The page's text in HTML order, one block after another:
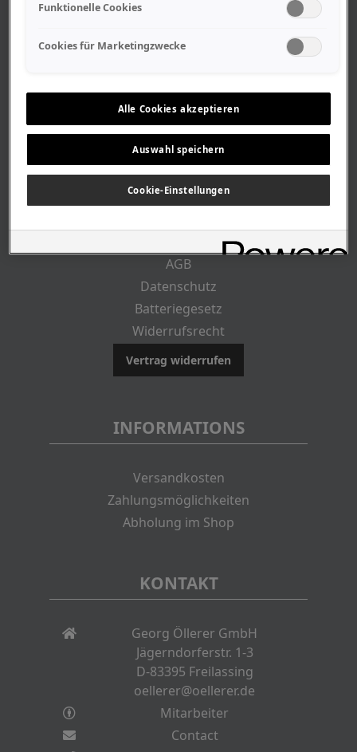
Geschäftszeiten
Stellenangebote
Geschichte
CUSTOMER INFO
AGB
Datenschutz
Batteriegesetz
Widerrufsrecht
Vertrag widerrufen
INFORMATIONS
Versandkosten
Zahlungsmöglichkeiten
Abholung im Shop
KONTAKT
Georg Öllerer GmbH
Jägerndorferstr. 1-3
D-83395 Freilassing
oellerer@oellerer.de
Mitarbeiter
Contact
Funktionelle Cookies
Cookies für Marketingzwecke
Alle Cookies akzeptieren
Auswahl speichern
Cookie-Einstellungen